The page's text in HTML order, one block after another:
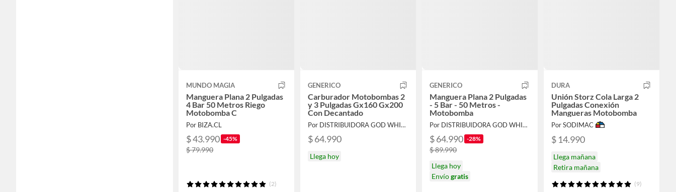
MUNDO MAGIA
Manguera Plana 2 Pulgadas
4 Bar 50 Metros Riego
Motobomba C
Por BIZA.CL
$ 43.990 -45%
$ 79.990
(2)
GENERICO
Carburador Motobombas 2
y 3 Pulgadas Gx160 Gx200
Con Decantado
Por DISTRIBUIDORA GOD WHIT US
$ 64.990
Llega hoy
GENERICO
Manguera Plana 2 Pulgadas
- 5 Bar - 50 Metros -
Motobomba
Por DISTRIBUIDORA GOD WHIT US
$ 64.990 -28%
$ 89.990
Llega hoy
Envíogratis
DURA
Unión Storz Cola Larga 2
Pulgadas Conexión
Mangueras Motobomba
Por SODIMAC
$ 14.990
Llega mañana
Retira mañana
(9)